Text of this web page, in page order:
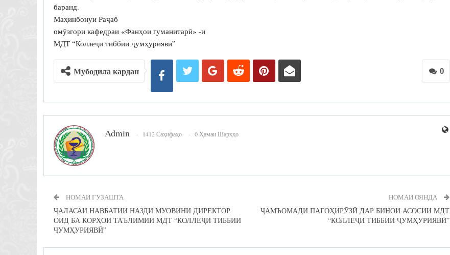
баранд.
Маҳинбонуи Раҷаб
омӯзгори кафедраи «Фанҳои гуманитарӣ» -и
МДТ “Коллеҷи тиббии ҷумҳуриявӣ”
0
Мубодила кардан
Admin 1412 Саҳифаҳо 0 Ҳамаи Шарҳҳо
НОМАИ ГУЗАШТА
ҶАЛАСАИ НАВБАТИИ НАЗДИ МУОВИНИ ДИРЕКТОР
ОИД БА КОРҲОИ ТАЪЛИМИИ МДТ “КОЛЛЕҶИ ТИББИИ
ҶУМҲУРИЯВӢ”
НОМАИ ОЯНДА
ҶАМЪОМАДИ ПАГОҲИРӮЗӢ ДАР БИНОИ АСОСИИ МДТ
“КОЛЛЕҶИ ТИББИИ ҶУМҲУРИЯВӢ”